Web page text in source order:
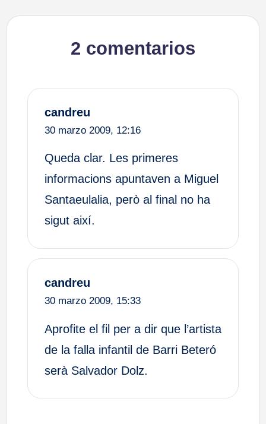
2 comentarios
candreu
30 marzo 2009, 12:16
Queda clar. Les primeres
informacions apuntaven a Miguel
Santaeulalia, però al final no ha
sigut així.
candreu
30 marzo 2009, 15:33
Aprofite el fil per a dir que l’artista
de la falla infantil de Barri Beteró
serà Salvador Dolz.